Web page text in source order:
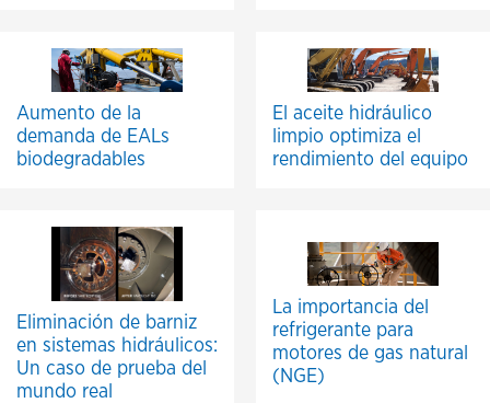
Aumento de la
demanda de EALs
biodegradables
El aceite hidráulico
limpio optimiza el
rendimiento del equipo
Eliminación de barniz
en sistemas hidráulicos:
Un caso de prueba del
mundo real
La importancia del
refrigerante para
motores de gas natural
(NGE)